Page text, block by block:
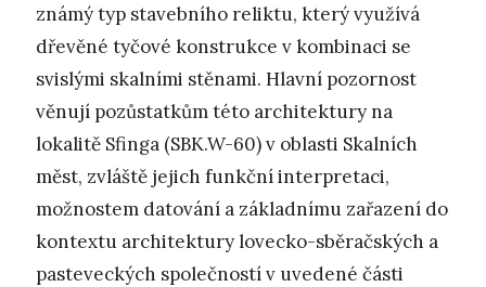
známý typ stavebního reliktu, který využívá
dřevěné tyčové konstrukce v kombinaci se
svislými skalními stěnami. Hlavní pozornost
věnují pozůstatkům této architektury na
lokalitě Sfinga (SBK.W-60) v oblasti Skalních
měst, zvláště jejich funkční interpretaci,
možnostem datování a základnímu zařazení do
kontextu architektury lovecko-sběračských a
pasteveckých společností v uvedené části